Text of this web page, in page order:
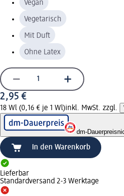
Vegan
Vegetarisch
Mit Duft
Ohne Latex
2,95 €
18 Wl (0,16 € je 1 Wl)inkl. MwSt. zzgl.
dm-Dauerpreis
In den Warenkorb
Lieferbar
Standardversand 2-3 Werktage